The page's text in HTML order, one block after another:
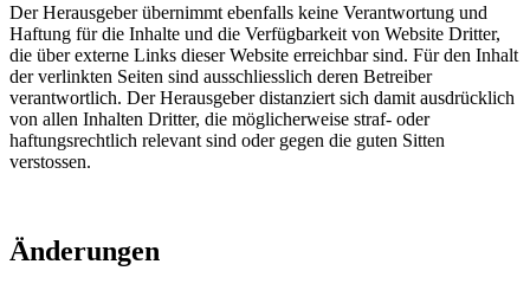
Der Herausgeber übernimmt ebenfalls keine Verantwortung und
Haftung für die Inhalte und die Verfügbarkeit von Website Dritter,
die über externe Links dieser Website erreichbar sind. Für den Inhalt
der verlinkten Seiten sind ausschliesslich deren Betreiber
verantwortlich. Der Herausgeber distanziert sich damit ausdrücklich
von allen Inhalten Dritter, die möglicherweise straf- oder
haftungsrechtlich relevant sind oder gegen die guten Sitten
verstossen.
Änderungen